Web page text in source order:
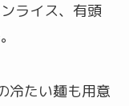
ライス、有頭
冷たい麺も用意